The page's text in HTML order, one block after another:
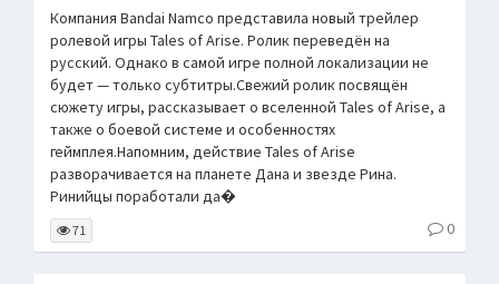
Компания Bandai Namco представила новый трейлер
ролевой игры Tales of Arise. Ролик переведён на
русский. Однако в самой игре полной локализации не
будет — только субтитры.Свежий ролик посвящён
сюжету игры, рассказывает о вселенной Tales of Arise, а
также о боевой системе и особенностях
геймплея.Напомним, действие Tales of Arise
разворачивается на планете Дана и звезде Рина.
Ринийцы поработали да�
71 0